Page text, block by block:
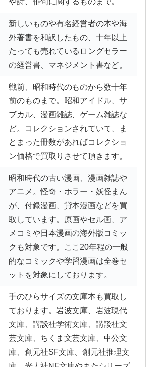
や詩、俳句に関するものまで。
新しいものや有名経営者の本や海
外著書を和訳したもの、十年以上
たっても売れているロングセラー
の経営書、マネジメント書など。
戦前、昭和時代のものから数十年
前のものまで。昭和アイドル、サ
ブカル、漫画雑誌、ゲーム雑誌な
ど。コレクションされていて、ま
とまった冊数があればコレクショ
ン価格で買取りさせて頂きます。
昭和時代の古い漫画、漫画雑誌や
アニメ。怪奇・ホラー・妖怪まん
が、付録漫画、貸本漫画などを買
取しています。原画やセル画、ア
メコミや日本漫画の海外版コミッ
クも対象です。ここ20年程の一般
的なコミックや学習漫画は全巻セ
ットを対象にしております。
手のひらサイズの文庫本も買取し
ております。岩波文庫、岩波現代
文庫、講談社学術文庫、講談社文
芸文庫、ちくま文芸文庫、中公文
庫、創元社SF文庫、創元社推理文